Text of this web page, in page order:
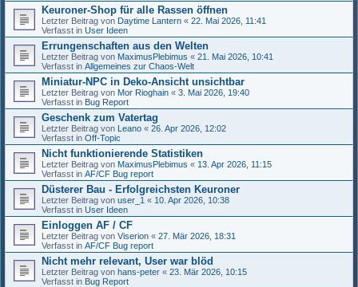
Keuroner-Shop für alle Rassen öffnen
Letzter Beitrag von Daytime Lantern « 22. Mai 2026, 11:41
Verfasst in User Ideen
Errungenschaften aus den Welten
Letzter Beitrag von MaximusPlebimus « 21. Mai 2026, 10:41
Verfasst in Allgemeines zur Chaos-Welt
Miniatur-NPC in Deko-Ansicht unsichtbar
Letzter Beitrag von Mor Rioghain « 3. Mai 2026, 19:40
Verfasst in Bug Report
Geschenk zum Vatertag
Letzter Beitrag von Leano « 26. Apr 2026, 12:02
Verfasst in Off-Topic
Nicht funktionierende Statistiken
Letzter Beitrag von MaximusPlebimus « 13. Apr 2026, 11:15
Verfasst in AF/CF Bug report
Düsterer Bau - Erfolgreichsten Keuroner
Letzter Beitrag von user_1 « 10. Apr 2026, 10:38
Verfasst in User Ideen
Einloggen AF / CF
Letzter Beitrag von Viserion « 27. Mär 2026, 18:31
Verfasst in AF/CF Bug report
Nicht mehr relevant, User war blöd
Letzter Beitrag von hans-peter « 23. Mär 2026, 10:15
Verfasst in Bug Report